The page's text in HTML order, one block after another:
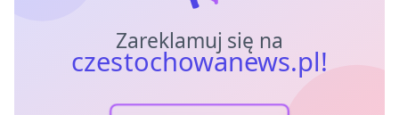
Zareklamuj się na
czestochowanews.pl!